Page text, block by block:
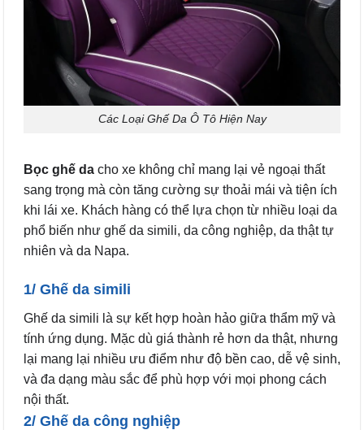
Các Loại Ghế Da Ô Tô Hiện Nay
Bọc ghế da cho xe không chỉ mang lại vẻ ngoại thất
sang trọng mà còn tăng cường sự thoải mái và tiện ích
khi lái xe. Khách hàng có thể lựa chọn từ nhiều loại da
phổ biến như ghế da simili, da công nghiệp, da thật tự
nhiên và da Napa.
1/ Ghế da simili
Ghế da simili là sự kết hợp hoàn hảo giữa thẩm mỹ và
tính ứng dụng. Mặc dù giá thành rẻ hơn da thật, nhưng
lại mang lại nhiều ưu điểm như độ bền cao, dễ vệ sinh,
và đa dạng màu sắc để phù hợp với mọi phong cách
nội thất.
2/ Ghế da công nghiệp